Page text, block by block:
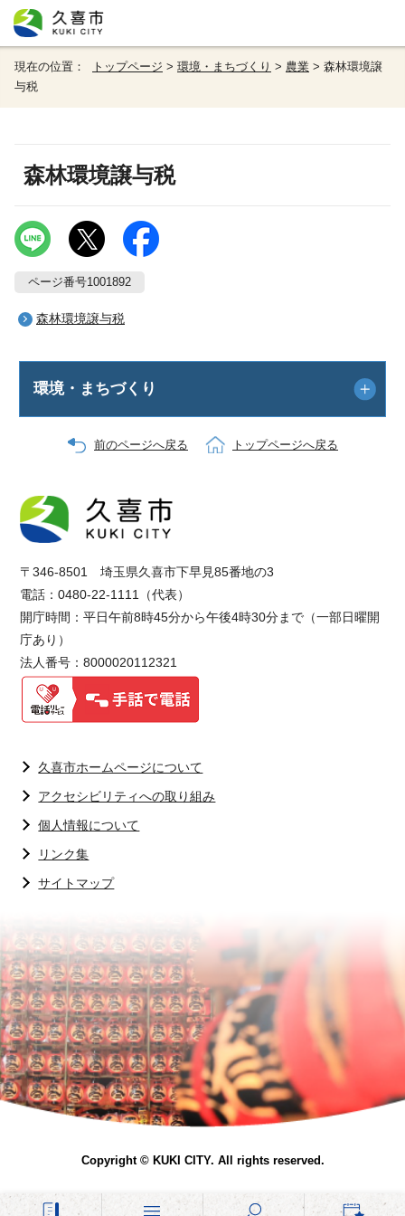
現在の位置： トップページ > 環境・まちづくり > 農業 > 森林環境譲
与税
森林環境譲与税
ページ番号1001892
森林環境譲与税
環境・まちづくり
前のページへ戻る トップページへ戻る
〒346-8501 埼玉県久喜市下早見85番地の3
電話：0480-22-1111（代表）
開庁時間：平日午前8時45分から午後4時30分まで（一部日曜開
庁あり）
法人番号：8000020112321
久喜市ホームページについて
アクセシビリティへの取り組み
個人情報について
リンク集
サイトマップ
Copyright © KUKI CITY. All rights reserved.